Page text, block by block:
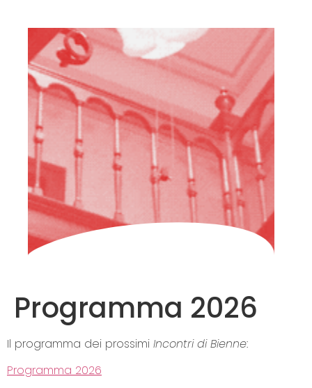
HOME
PARTECIPARE
FAQ
ARCHIVIO
ITALIANO
Programma 2026
Il programma dei prossimi Incontri di Bienne:
Programma 2026